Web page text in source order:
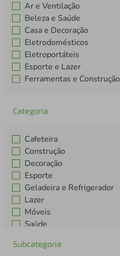
Ar e Ventilação
Beleza e Saúde
Casa e Decoração
Eletrodomésticos
Eletroportáteis
Esporte e Lazer
Ferramentas e Construção
Categoria
Cafeteira
Construção
Decoração
Esporte
Geladeira e Refrigerador
Lazer
Móveis
Saúde
Ventiladores
Subcategoria